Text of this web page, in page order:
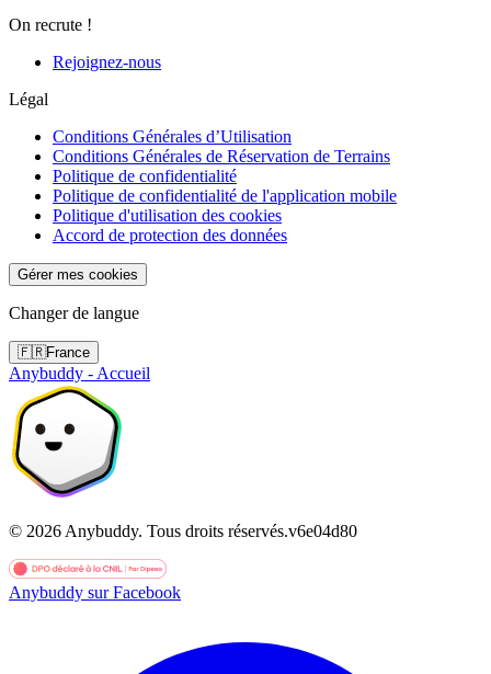
On recrute !
Rejoignez-nous
Légal
Conditions Générales d’Utilisation
Conditions Générales de Réservation de Terrains
Politique de confidentialité
Politique de confidentialité de l'application mobile
Politique d'utilisation des cookies
Accord de protection des données
Gérer mes cookies
Changer de langue
🇫🇷France
Anybuddy - Accueil
© 2026 Anybuddy. Tous droits réservés.v6e04d80
Anybuddy sur Facebook